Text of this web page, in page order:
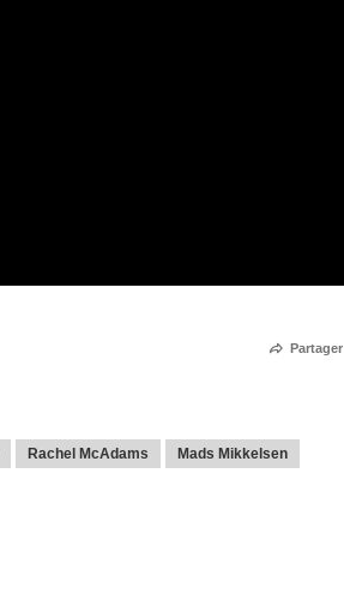
Partager
Rachel McAdams Mads Mikkelsen